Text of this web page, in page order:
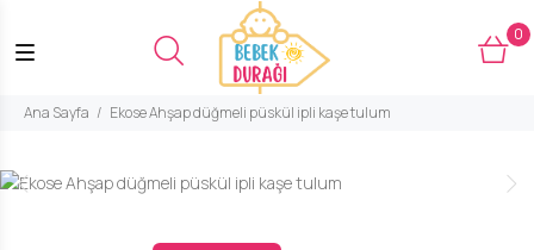
0
Ana Sayfa Ekose Ahşap düğmeli püskül ipli kaşe tulum